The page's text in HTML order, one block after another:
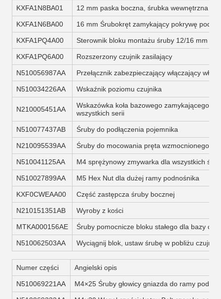
KXFA1N8BA01 12 mm paska boczna, śrubka wewnętrzna
KXFA1N6BA00 16 mm Śrubokręt zamykający pokrywę
KXFA1PQ4A00 Sterownik bloku montażu śruby 12/16 mm
KXFA1PQ6A00 Rozszerzony czujnik zasilający
N510056987AA Przełącznik zabezpieczający włączający
N510034226AA Wskaźnik poziomu czujnika
N210005451AA
Wskazówka koła bazowego zamykającego
wszystkich serii
N510077437AB Śruby do podłączenia pojemnika
N210095539AA Śruby do mocowania pręta wzmocnionego
N510041125AA M4 sprężynowy zmywarka dla wszystkich
N510027899AA M5 Hex Nut dla dużej ramy podnośnika
KXF0CWEAA00 Część zastępcza śruby bocznej
N210151351AB Wyroby z kości
MTKA000156AE Śruby pomocnicze bloku stałego dla bazy
N510062503AA Wyciągnij blok, ustaw śrubę w pobliżu
Numer części Angielski opis
N510069221AA M4×25 Śruby głowicy gniazda do ramy